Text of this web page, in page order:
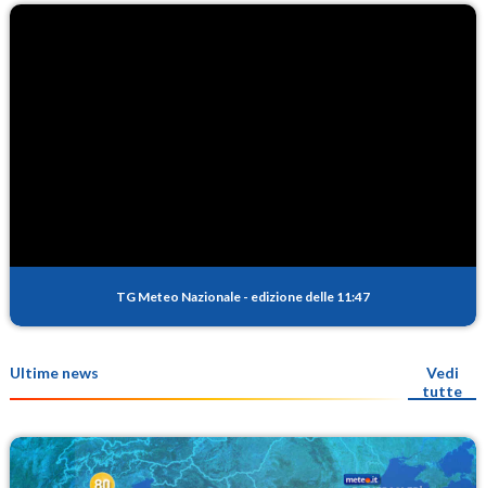
TG Meteo Nazionale - edizione delle 11:47
Ultime news
Vedi
tutte